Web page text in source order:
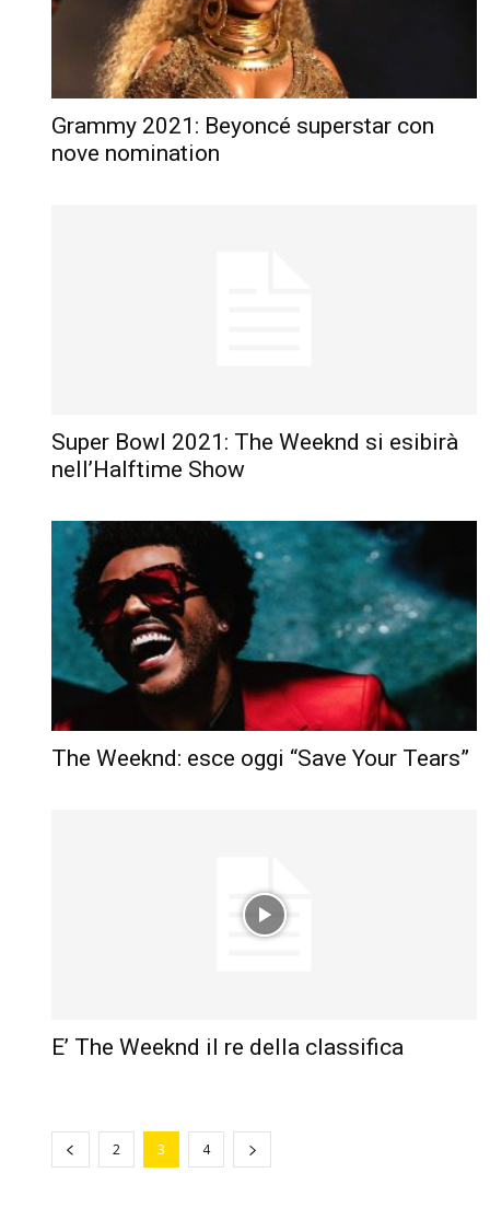
Grammy 2021: Beyoncé superstar con
nove nomination
Super Bowl 2021: The Weeknd si esibirà
nell’Halftime Show
The Weeknd: esce oggi “Save Your Tears”
E’ The Weeknd il re della classifica
2 3 4